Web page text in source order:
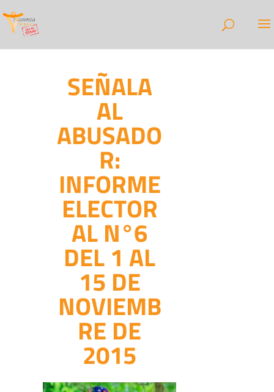
SEÑALA
AL
ABUSADO
R:
INFORME
ELECTOR
AL N°6
DEL 1 AL
15 DE
NOVIEMB
RE DE
2015